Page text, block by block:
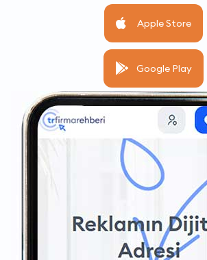
Apple Store
Google Play